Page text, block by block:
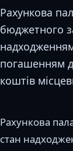
Рахункова
бюджетного
погашенням
коштів
Рахункова
стан